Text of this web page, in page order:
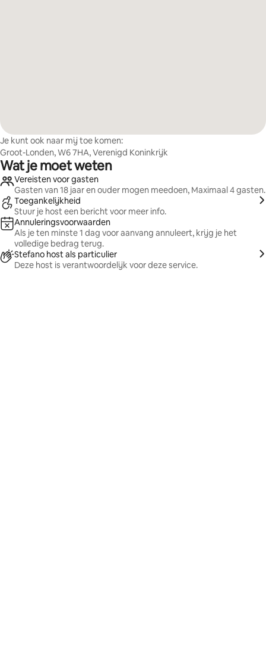
Je kunt ook naar mij toe komen:
Groot-Londen, W6 7HA, Verenigd Koninkrijk
Wat je moet weten
Vereisten voor gasten
Gasten van 18 jaar en ouder mogen meedoen, Maximaal 4 gasten.
Toegankelijkheid
Stuur je host een bericht voor meer info.
Annuleringsvoorwaarden
Als je ten minste 1 dag voor aanvang annuleert, krijg je het
volledige bedrag terug.
Stefano host als particulier
Deze host is verantwoordelijk voor deze service.